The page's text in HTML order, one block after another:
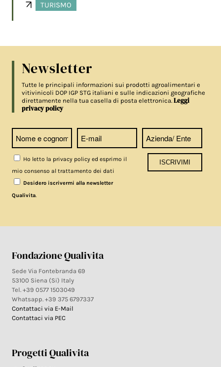
TURISMO
Newsletter
Tutte le principali informazioni sui prodotti agroalimentari e
vitivinicoli DOP IGP STG italiani e sulle indicazioni geografiche
direttamente nella tua casella di posta elettronica.Leggi
privacy policy
Ho letto la privacy policy ed esprimo il
mio consenso al trattamento dei dati
Desidero iscrivermi alla newsletter
Qualivita.
Fondazione Qualivita
Sede Via Fontebranda 69
53100 Siena (Si) Italy
Tel. +39 0577 1503049
Whatsapp. +39 375 6797337
Contattaci via E-Mail
Contattaci via PEC
Progetti Qualivita